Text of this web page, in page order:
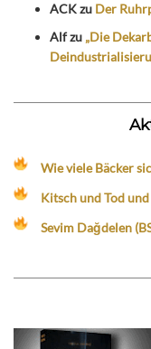
ACKzu Der
Alfzu „Die
Wie viele Bäcker
Kitsch und Tod
Sevim Dağdelen